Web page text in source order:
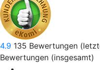
4.9 135 Bewertungen
Bewertungen (insgesamt)